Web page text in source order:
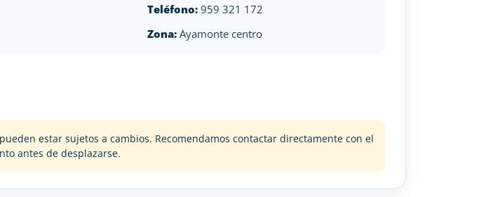
Teléfono:959 321 172
Zona: Ayamonte centro
estar sujetos a cambios. Recomendamos contactar directamente con el
antes de desplazarse.